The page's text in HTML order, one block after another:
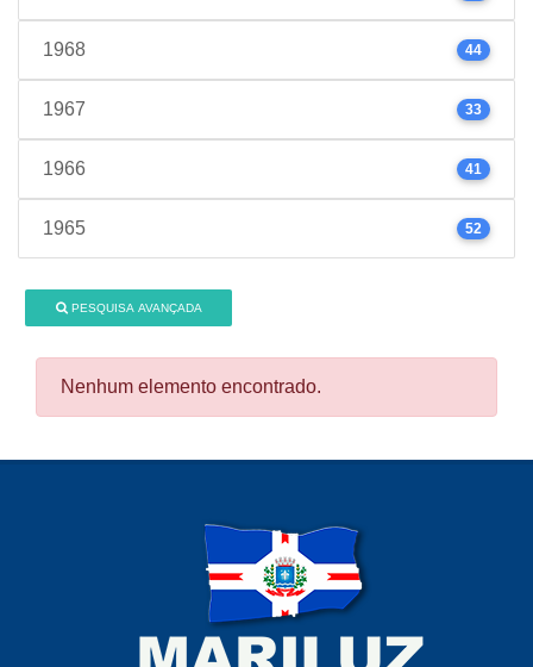
1968 44
1967 33
1966 41
1965 52
PESQUISA AVANÇADA
Nenhum elemento encontrado.